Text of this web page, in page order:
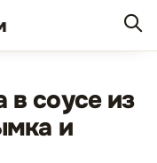
в соусе из
и